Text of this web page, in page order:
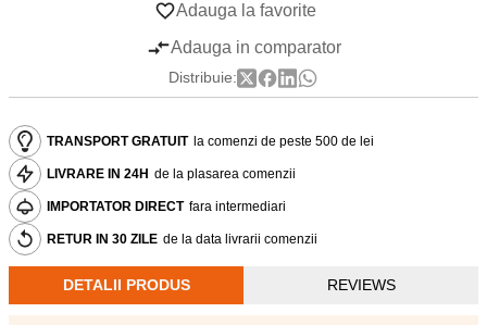
Adauga la favorite
Adauga in comparator
Distribuie:
TRANSPORT GRATUIT la comenzi de peste 500 de lei
LIVRARE IN 24H de la plasarea comenzii
IMPORTATOR DIRECT fara intermediari
RETUR IN 30 ZILE de la data livrarii comenzii
DETALII PRODUS REVIEWS